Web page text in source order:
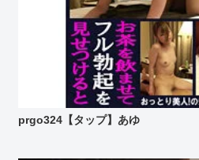
prgo324【タップ】あゆ